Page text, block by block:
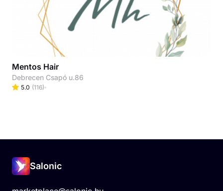
Mentos Hair
Debrecen Csapó u.86
5.0 (116)
Salonic